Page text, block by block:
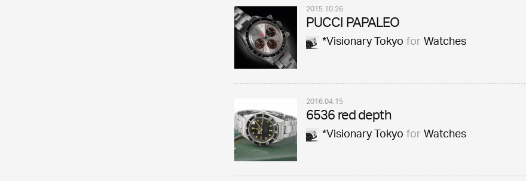
2015.10.26
PUCCI PAPALEO
*Visionary TokyoforWatches
2016.04.15
6536 red depth
*Visionary TokyoforWatches